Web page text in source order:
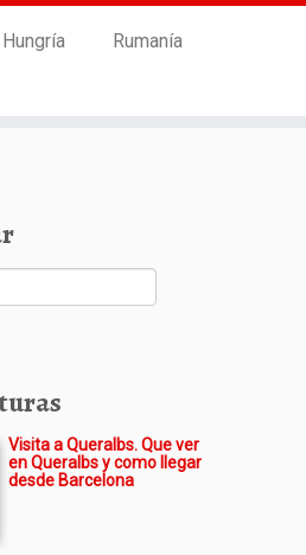
Hungría
Rumanía
Visita a Queralbs. Que ver
en Queralbs y como llegar
desde Barcelona